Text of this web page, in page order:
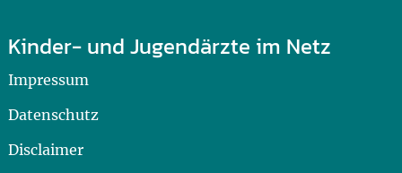
Kinder- und Jugendärzte im Netz
Impressum
Datenschutz
Disclaimer